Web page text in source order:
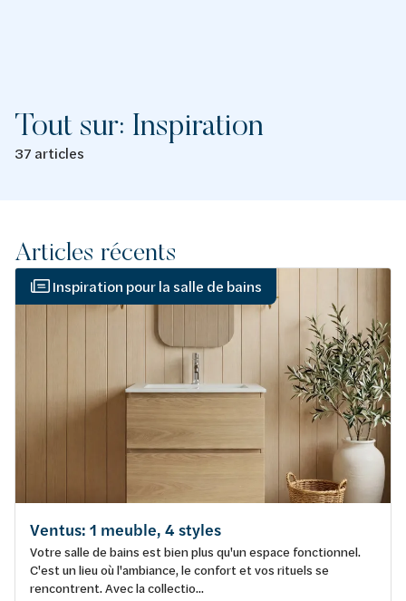
Tout sur: Inspiration
37 articles
Articles récents
Inspiration pour la salle de bains
Ventus: 1 meuble, 4 styles
Votre salle de bains est bien plus qu'un espace fonctionnel.
C'est un lieu où l'ambiance, le confort et vos rituels se
rencontrent. Avec la collectio...